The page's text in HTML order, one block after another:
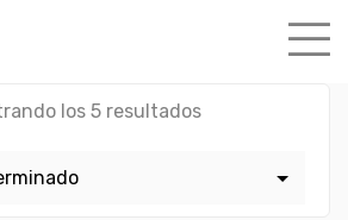
los 5 resultados